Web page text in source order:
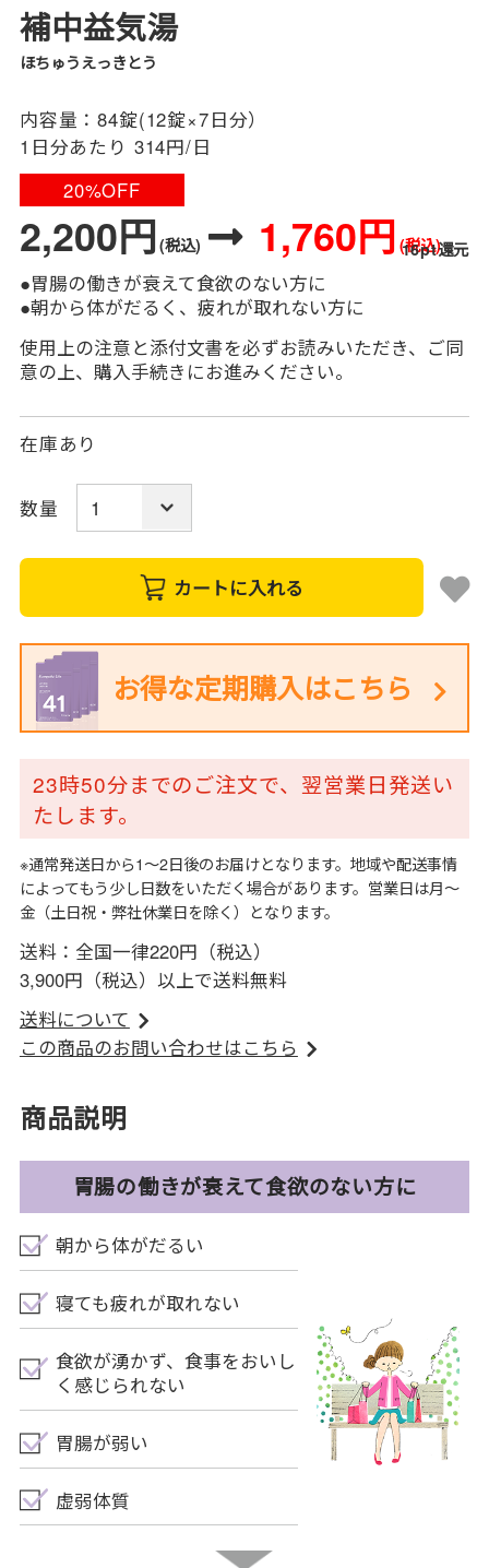
補中益気湯
ほちゅうえっきとう
内容量：84錠(12錠×7日分）
1日分あたり 314円/日
20%OFF
2,200円(税込) 1,760円 (税込)
16pt還元
●胃腸の働きが衰えて食欲のない方に
●朝から体がだるく、疲れが取れない方に
使用上の注意と添付文書を必ずお読みいただき、ご同
意の上、購入手続きにお進みください。
在庫あり
数量
カートに入れる
お得な定期購入はこちら
23時50分までのご注文で、翌営業日発送い
たします。
※通常発送日から1～2日後のお届けとなります。地域や配送事情
によってもう少し日数をいただく場合があります。営業日は月～
金（土日祝・弊社休業日を除く）となります。
送料：全国一律220円（税込）
3,900円（税込）以上で送料無料
送料について
この商品のお問い合わせはこちら
商品説明
胃腸の働きが衰えて食欲のない方に
朝から体がだるい
寝ても疲れが取れない
食欲が湧かず、食事をおいし
く感じられない
胃腸が弱い
虚弱体質